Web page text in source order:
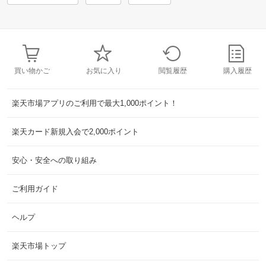
買い物かご お気に入り 閲覧履歴 購入履歴
楽天市場アプリのご利用で最大1,000ポイント！
楽天カード新規入会で2,000ポイント
安心・安全への取り組み
ご利用ガイド
ヘルプ
楽天市場トップ